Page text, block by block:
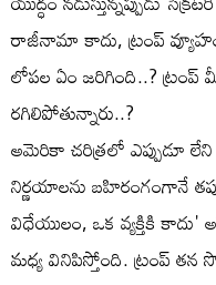
రాజీనామా కాదు, ట్రంప్
లోపల ఏం జరిగింది..? ట్రంప్
రగిలిపోతున్నారు..?
అమెరికా చరిత్రలో ఎప్పుడూ
నిర్ణయాలను బహిరంగంగానే
విధేయులం, ఒక వ్యక్తికి
మధ్య వినిపిస్తోంది. ట్రంప్